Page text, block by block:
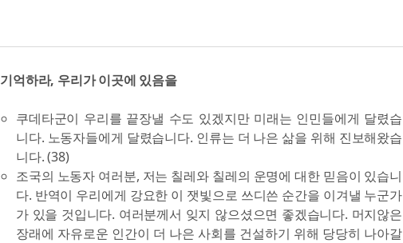
기억하라, 우리가 이곳에 있음을
쿠데타군이 우리를 끝장낼 수도 있겠지만 미래는 인민들에게 달렸습
니다. 노동자들에게 달렸습니다. 인류는 더 나은 삶을 위해 진보해왔습
니다. (38)
조국의 노동자 여러분, 저는 칠레와 칠레의 운명에 대한 믿음이 있습니
다. 반역이 우리에게 강요한 이 잿빛으로 쓰디쓴 순간을 이겨낼 누군가
가 있을 것입니다. 여러분께서 잊지 않으셨으면 좋겠습니다. 머지않은
장래에 자유로운 인간이 더 나은 사회를 건설하기 위해 당당히 나아갈